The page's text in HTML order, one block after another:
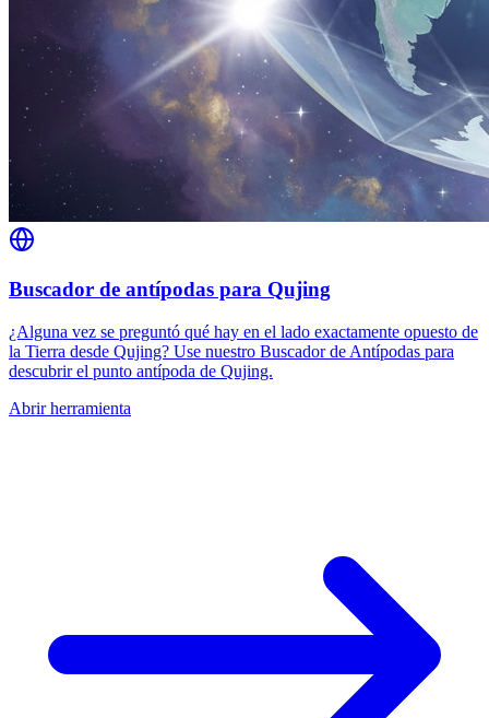
Buscador de antípodas para Qujing
¿Alguna vez se preguntó qué hay en el lado exactamente opuesto de
la Tierra desde Qujing? Use nuestro Buscador de Antípodas para
descubrir el punto antípoda de Qujing.
Abrir herramienta